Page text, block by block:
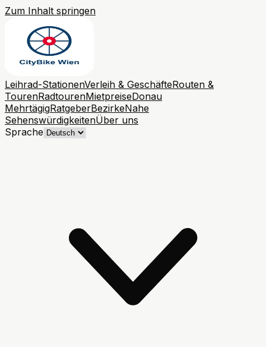
Zum Inhalt springen
Leihrad-StationenVerleih & GeschäfteRouten &
TourenRadtourenMietpreiseDonau
MehrtägigRatgeberBezirkeNahe
SehenswürdigkeitenÜber uns
Sprache